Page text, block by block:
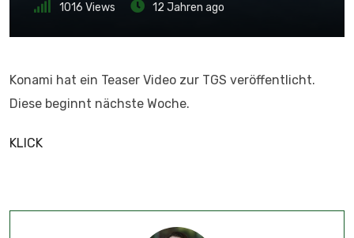
1016 Views 12 Jahren ago
Konami hat ein Teaser Video zur TGS veröffentlicht.
Diese beginnt nächste Woche.
KLICK